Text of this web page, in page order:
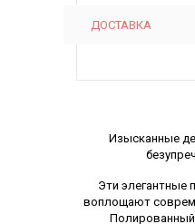
ДОСТАВКА
Описание
Изысканные
Эти элегантные
воплощают
Полированный